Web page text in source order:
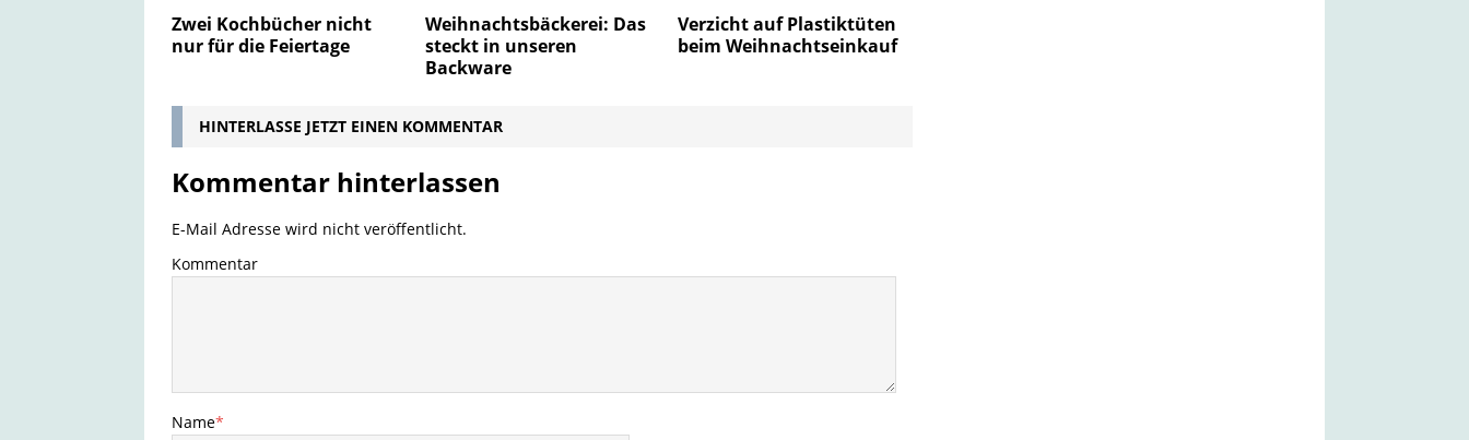
Zwei Kochbücher nicht
nur für die Feiertage
Weihnachtsbäckerei: Das
steckt in unseren
Backware
Verzicht auf Plastiktüten
beim Weihnachtseinkauf
HINTERLASSE JETZT EINEN KOMMENTAR
Kommentar hinterlassen
E-Mail Adresse wird nicht veröffentlicht.
Kommentar
Name*